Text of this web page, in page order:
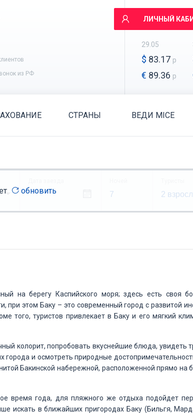
из РФ
ЛИЧНЫЙ
29.05
$ 83.17 р
€ 89.36 р
СТРАНЫ ВЕДИ MICE
обновить 7 2
на берегу Каспийского моря; здесь есть своя
при этом Баку – это современный город с развитой
того, туристов привлекает в Баку и его мягкий
колорит, попробовать вкуснейшие блюда, увидеть
города и осмотреть природные
Бакинской набережной, расположенной прямо на
время года, для пляжного же отдыха подойдет
искать в ближайших пригородах Баку (Бильгя,